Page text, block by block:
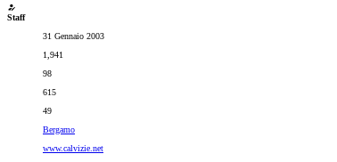
Staff
31 Gennaio 2003
1,941
98
615
49
Bergamo
www.calvizie.net